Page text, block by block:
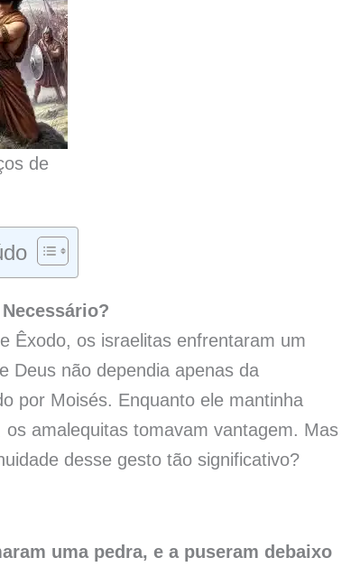
de
Êxodo, os israelitas enfrentaram um
Deus não dependia apenas da
por Moisés. Enquanto ele mantinha
amalequitas tomavam vantagem. Mas
desse gesto tão significativo?
uma pedra, e a puseram debaixo